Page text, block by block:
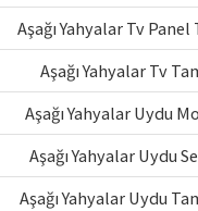
Aşağı Yahyalar Tv
Aşağı Yahyalar Tv
Aşağı Yahyalar Uydu
Aşağı Yahyalar Uydu
Aşağı Yahyalar Uydu